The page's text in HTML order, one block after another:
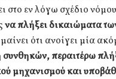
στο εν λόγω σχέδιο
να πλήξει δικαιώματα
ότι ανοίγει μία
συνθηκών, περαιτέρω
μηχανισμού και